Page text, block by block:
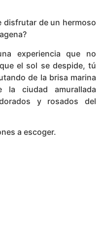
disfrutar de un hermoso
experiencia que no
el sol se despide, tú
de la brisa marina
ciudad amurallada
y rosados del
a escoger.